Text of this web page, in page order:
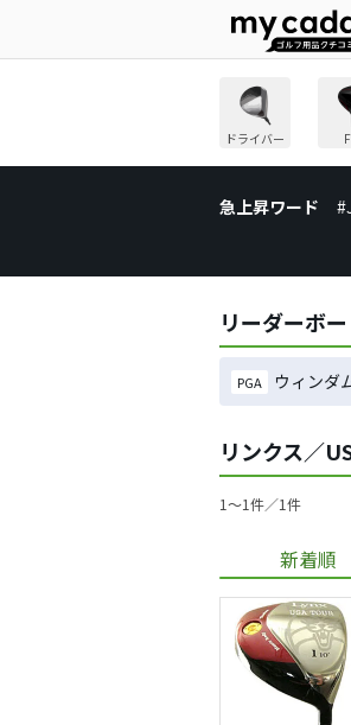
ドライバー
急上昇ワード
リーダーボ
PGA ウィンダ
リンクス／
1〜1件／1件
新着順